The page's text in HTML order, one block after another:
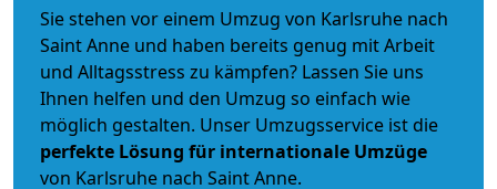
Sie stehen vor einem Umzug von Karlsruhe nach
Saint Anne und haben bereits genug mit Arbeit
und Alltagsstress zu kämpfen? Lassen Sie uns
Ihnen helfen und den Umzug so einfach wie
möglich gestalten. Unser Umzugsservice ist die
perfekte Lösung für internationale Umzüge
von Karlsruhe nach Saint Anne.